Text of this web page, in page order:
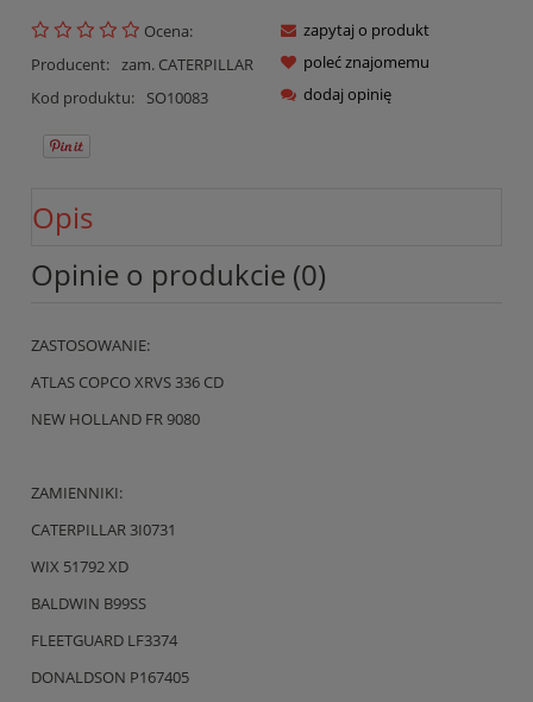
Ocena:
Producent: zam. CATERPILLAR
Kod produktu:
SO10083
zapytaj o produkt
poleć znajomemu
dodaj opinię
Opis
Opinie o produkcie (0)
ZASTOSOWANIE:
ATLAS COPCO XRVS 336 CD
NEW HOLLAND FR 9080
ZAMIENNIKI:
CATERPILLAR 3I0731
WIX 51792 XD
BALDWIN B99SS
FLEETGUARD LF3374
DONALDSON P167405